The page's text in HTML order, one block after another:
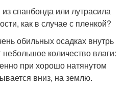
спанбонда или лутрасила
как в случае с пленкой?
обильных осадках внутрь
небольшое количество влаги:
при хорошо натянутом
вниз, на землю.